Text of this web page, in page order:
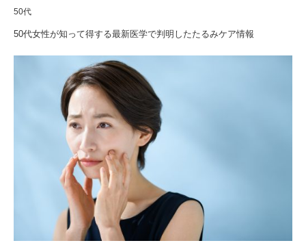
50代
50代女性が知って得する最新医学で判明したたるみケア情報